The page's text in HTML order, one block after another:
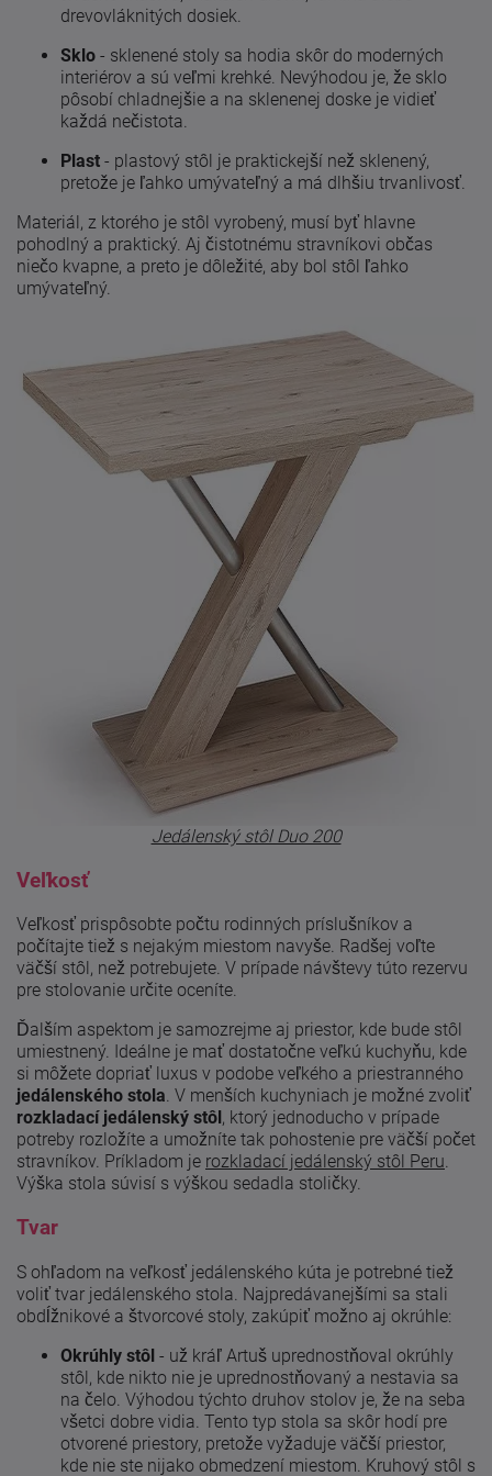
drevovláknitých dosiek.
Sklo - sklenené stoly sa hodia skôr do moderných
interiérov a sú veľmi krehké. Nevýhodou je, že sklo
pôsobí chladnejšie a na sklenenej doske je vidieť
každá nečistota.
Plast - plastový stôl je praktickejší než sklenený,
pretože je ľahko umývateľný a má dlhšiu trvanlivosť.
Materiál, z ktorého je stôl vyrobený, musí byť hlavne
pohodlný a praktický. Aj čistotnému stravníkovi občas
niečo kvapne, a preto je dôležité, aby bol stôl ľahko
umývateľný.
Jedálenský stôl Duo 200
Veľkosť
Veľkosť prispôsobte počtu rodinných príslušníkov a
počítajte tiež s nejakým miestom navyše. Radšej voľte
väčší stôl, než potrebujete. V prípade návštevy túto rezervu
pre stolovanie určite oceníte.
Ďalším aspektom je samozrejme aj priestor, kde bude stôl
umiestnený. Ideálne je mať dostatočne veľkú kuchyňu, kde
si môžete dopriať luxus v podobe veľkého a priestranného
jedálenského stola. V menších kuchyniach je možné zvoliť
rozkladací jedálenský stôl , ktorý jednoducho v prípade
potreby rozložíte a umožníte tak pohostenie pre väčší počet
stravníkov. Príkladom je rozkladací jedálenský stôl Peru.
Výška stola súvisí s výškou sedadla stoličky.
Tvar
S ohľadom na veľkosť jedálenského kúta je potrebné tiež
voliť tvar jedálenského stola. Najpredávanejšími sa stali
obdĺžnikové a štvorcové stoly, zakúpiť možno aj okrúhle:
Okrúhly stôl - už kráľ Artuš uprednostňoval okrúhly
stôl, kde nikto nie je uprednostňovaný a nestavia sa
na čelo. Výhodou týchto druhov stolov je, že na seba
všetci dobre vidia. Tento typ stola sa skôr hodí pre
otvorené priestory, pretože vyžaduje väčší priestor,
kde nie ste nijako obmedzení miestom. Kruhový stôl s